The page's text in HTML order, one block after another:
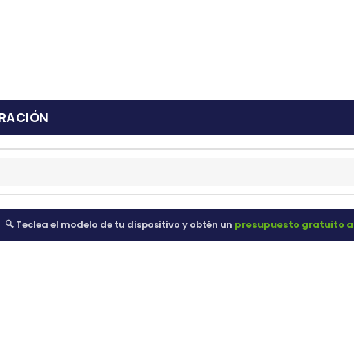
🔍 Teclea el modelo de tu dispositivo y obtén un presupuesto gratuito